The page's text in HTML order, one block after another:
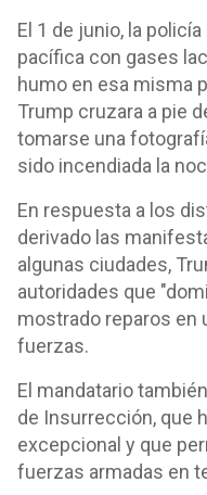
El 1 de junio, la
pacífica con gases
humo en esa misma
Trump cruzara a pie
tomarse una
sido incendiada la
En respuesta a los
derivado las
algunas ciudades,
autoridades que
mostrado reparos en
fuerzas.
El mandatario
de Insurrección, que
excepcional y que
fuerzas armadas en